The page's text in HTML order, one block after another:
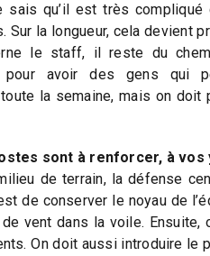
sais qu’il est très compliqué
Sur la longueur, cela devient
le staff, il reste du
pour avoir des gens qui
la semaine, mais on doit
sont à renforcer, à vos
de terrain, la défense
de conserver le noyau de
vent dans la voile. Ensuite,
On doit aussi introduire le